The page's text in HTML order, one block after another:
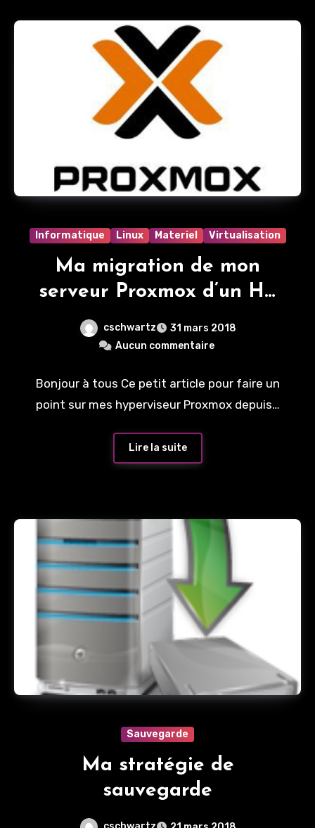
Informatique Linux Materiel Virtualisation
Ma migration de mon
serveur Proxmox d’un HP
Proliant MicroServer N54L
vers un serveur IBM x3650
cschwartz
31 mars 2018
Aucun commentaire
Bonjour à tous Ce petit article pour faire un
point sur mes hyperviseur Proxmox depuis…
Lire la suite
Sauvegarde
Ma stratégie de
sauvegarde